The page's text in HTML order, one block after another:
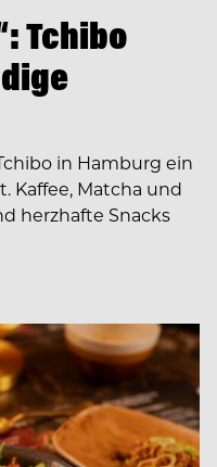
Tchibo
in Hamburg ein
Kaffee, Matcha und
herzhafte Snacks